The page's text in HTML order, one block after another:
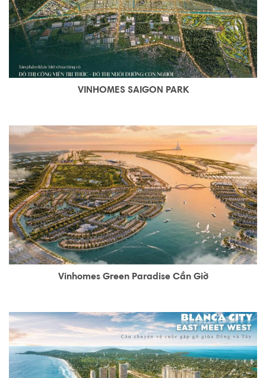
VINHOMES SAIGON PARK
Vinhomes Green Paradise Cần Giờ